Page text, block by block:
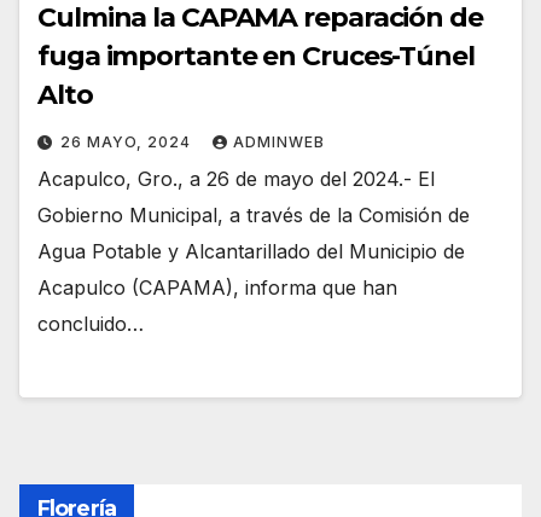
Culmina la CAPAMA reparación de
fuga importante en Cruces-Túnel
Alto
26 MAYO, 2024 ADMINWEB
Acapulco, Gro., a 26 de mayo del 2024.- El
Gobierno Municipal, a través de la Comisión de
Agua Potable y Alcantarillado del Municipio de
Acapulco (CAPAMA), informa que han
concluido…
Florería